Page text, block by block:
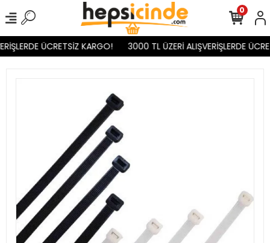
ÜCRETSİZ KARGO! 3000 TL ÜZERİ ALIŞVERİŞLERDE
0